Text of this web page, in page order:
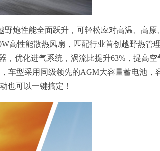
炮性能全面跃升，可轻松应对高温、高原
高性能散热风扇，匹配行业首创越野热管
优化进气系统，涡流比提升63%，提高空
车型采用同级领先的AGM大容量蓄电池，
也可以一键搞定！